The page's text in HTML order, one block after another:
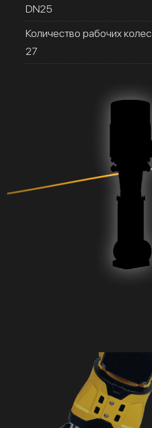
DN25
Количество рабочих колес
27